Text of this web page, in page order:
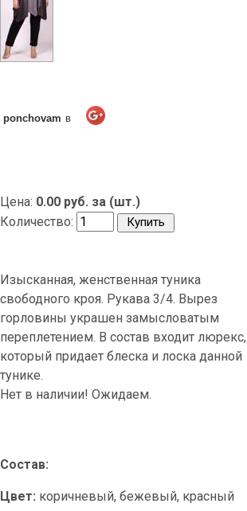
ponchovam в
Цена: 0.00 руб. за (шт.)
Количество:
Изысканная, женственная туника
свободного кроя. Рукава 3/4. Вырез
горловины украшен замысловатым
переплетением. В состав входит люрекс,
который придает блеска и лоска данной
тунике.
Нет в наличии! Ожидаем.
Состав:
Цвет: коричневый, бежевый, красный